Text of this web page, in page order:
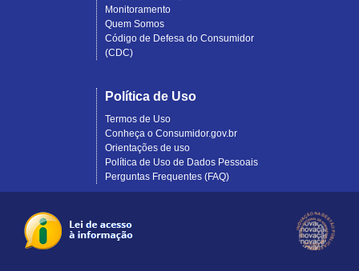
Monitoramento
Quem Somos
Código de Defesa do Consumidor
(CDC)
Política de Uso
Termos de Uso
Conheça o Consumidor.gov.br
Orientações de uso
Política de Uso de Dados Pessoais
Perguntas Frequentes (FAQ)